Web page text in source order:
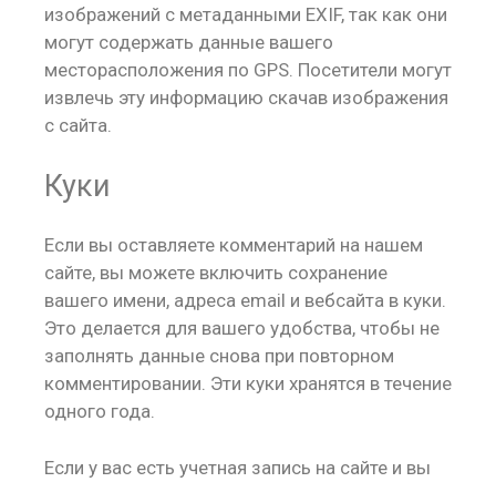
изображений с метаданными EXIF, так как они
могут содержать данные вашего
месторасположения по GPS. Посетители могут
извлечь эту информацию скачав изображения
с сайта.
Куки
Если вы оставляете комментарий на нашем
сайте, вы можете включить сохранение
вашего имени, адреса email и вебсайта в куки.
Это делается для вашего удобства, чтобы не
заполнять данные снова при повторном
комментировании. Эти куки хранятся в течение
одного года.
Если у вас есть учетная запись на сайте и вы